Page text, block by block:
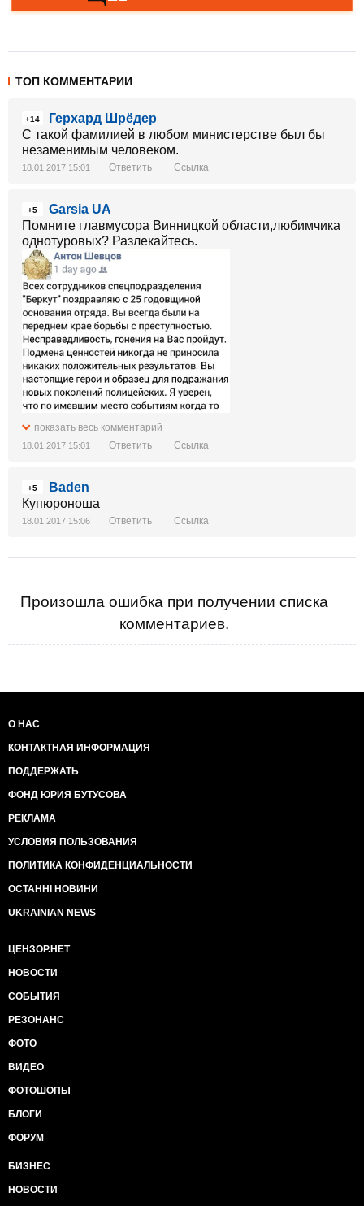
ТОП КОММЕНТАРИИ
+14
Герхард Шрёдер
С такой фамилией в любом министерстве был бы
незаменимым человеком.
18.01.2017 15:01 Ответить Ссылка
+5
Garsia UA
Помните главмусора Винницкой области,любимчика
однотуровых? Разлекайтесь.
показать весь комментарий
18.01.2017 15:01 Ответить Ссылка
+5
Baden
Купюроноша
18.01.2017 15:06 Ответить Ссылка
Произошла ошибка при получении списка
комментариев.
О НАС
КОНТАКТНАЯ ИНФОРМАЦИЯ
ПОДДЕРЖАТЬ
ФОНД ЮРИЯ БУТУСОВА
РЕКЛАМА
УСЛОВИЯ ПОЛЬЗОВАНИЯ
ПОЛИТИКА КОНФИДЕНЦИАЛЬНОСТИ
ОСТАННІ НОВИНИ
UKRAINIAN NEWS
ЦЕНЗОР.НЕТ
НОВОСТИ
СОБЫТИЯ
РЕЗОНАНС
ФОТО
ВИДЕО
ФОТОШОПЫ
БЛОГИ
ФОРУМ
БИЗНЕС
НОВОСТИ